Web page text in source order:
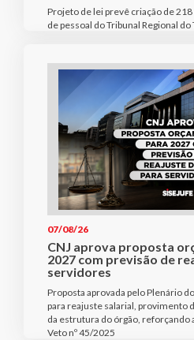
Projeto de lei prevê criação de
de pessoal do Tribunal Regional do
07/08/26
CNJ aprova proposta
2027 com previsão de
servidores
Proposta aprovada pelo Plenário
para reajuste salarial, provimento
da estrutura do órgão, reforçando
Veto nº 45/2025